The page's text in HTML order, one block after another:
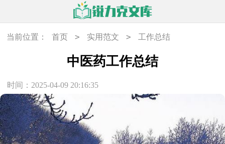
当前位置： 首页 > 实用范文 > 工作总结
中医药工作总结
时间：2025-04-09 20:16:35